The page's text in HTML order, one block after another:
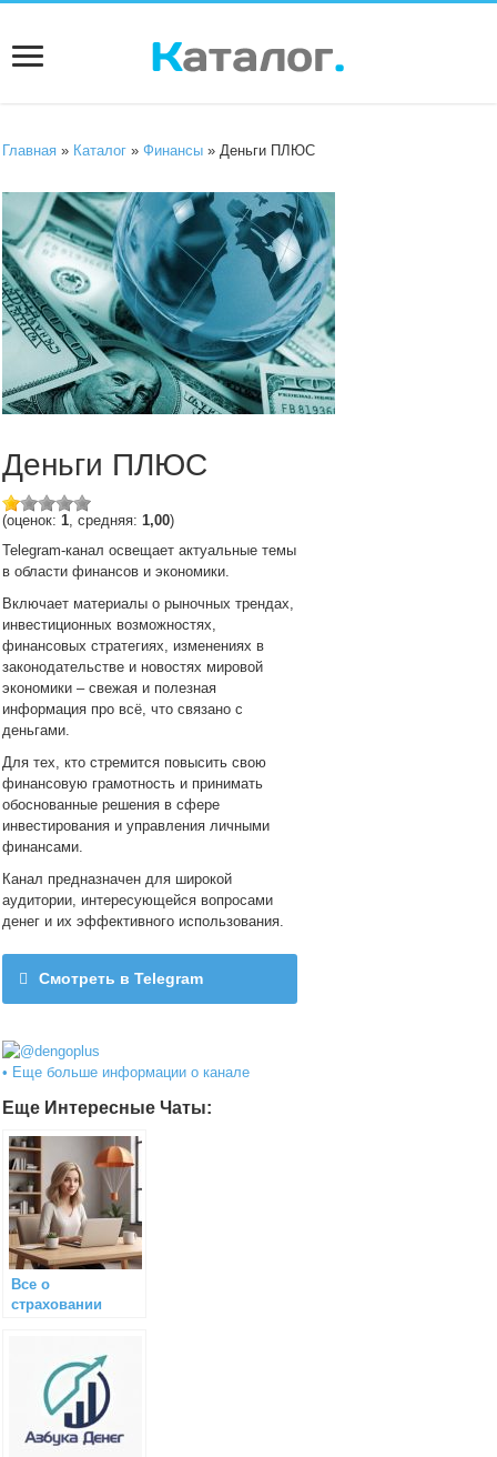
Главная » Каталог »Финансы » Деньги ПЛЮС
Деньги ПЛЮС
(оценок:1, средняя:1,00)
Telegram-канал освещает актуальные темы
в области финансов и экономики.
Включает материалы о рыночных трендах,
инвестиционных возможностях,
финансовых стратегиях, изменениях в
законодательстве и новостях мировой
экономики – свежая и полезная
информация про всё, что связано с
деньгами.
Для тех, кто стремится повысить свою
финансовую грамотность и принимать
обоснованные решения в сфере
инвестирования и управления личными
финансами.
Канал предназначен для широкой
аудитории, интересующейся вопросами
денег и их эффективного использования.
Смотреть в Telegram
• Еще больше информации о канале
Еще Интересные Чаты:
Все о
страховании